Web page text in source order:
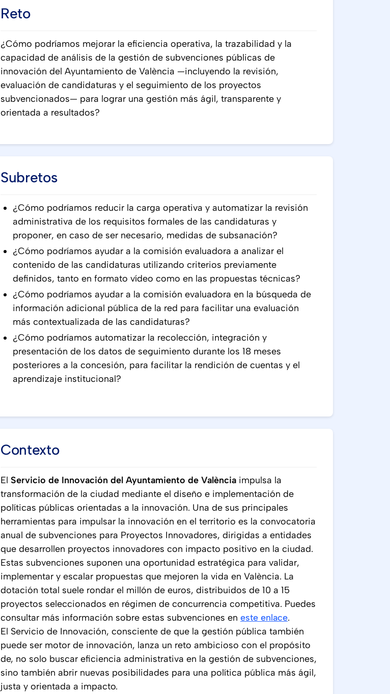
Reto
¿Cómo podríamos mejorar la eficiencia operativa, la trazabilidad y la
capacidad de análisis de la gestión de subvenciones públicas de
innovación del Ayuntamiento de València —incluyendo la revisión,
evaluación de candidaturas y el seguimiento de los proyectos
subvencionados— para lograr una gestión más ágil, transparente y
orientada a resultados?
Subretos
¿Cómo podríamos reducir la carga operativa y automatizar la revisión
administrativa de los requisitos formales de las candidaturas y
proponer, en caso de ser necesario, medidas de subsanación?
¿Cómo podríamos ayudar a la comisión evaluadora a analizar el
contenido de las candidaturas utilizando criterios previamente
definidos, tanto en formato vídeo como en las propuestas técnicas?
¿Cómo podríamos ayudar a la comisión evaluadora en la búsqueda de
información adicional pública de la red para facilitar una evaluación
más contextualizada de las candidaturas?
¿Cómo podríamos automatizar la recolección, integración y
presentación de los datos de seguimiento durante los 18 meses
posteriores a la concesión, para facilitar la rendición de cuentas y el
aprendizaje institucional?
Contexto
El Servicio de Innovación del Ayuntamiento de València impulsa la
transformación de la ciudad mediante el diseño e implementación de
políticas públicas orientadas a la innovación. Una de sus principales
herramientas para impulsar la innovación en el territorio es la convocatoria
anual de subvenciones para Proyectos Innovadores, dirigidas a entidades
que desarrollen proyectos innovadores con impacto positivo en la ciudad.
Estas subvenciones suponen una oportunidad estratégica para validar,
implementar y escalar propuestas que mejoren la vida en València. La
dotación total suele rondar el millón de euros, distribuidos de 10 a 15
proyectos seleccionados en régimen de concurrencia competitiva. Puedes
consultar más información sobre estas subvenciones en este enlace.
El Servicio de Innovación, consciente de que la gestión pública también
puede ser motor de innovación, lanza un reto ambicioso con el propósito
de, no solo buscar eficiencia administrativa en la gestión de subvenciones,
sino también abrir nuevas posibilidades para una política pública más ágil,
justa y orientada a impacto.